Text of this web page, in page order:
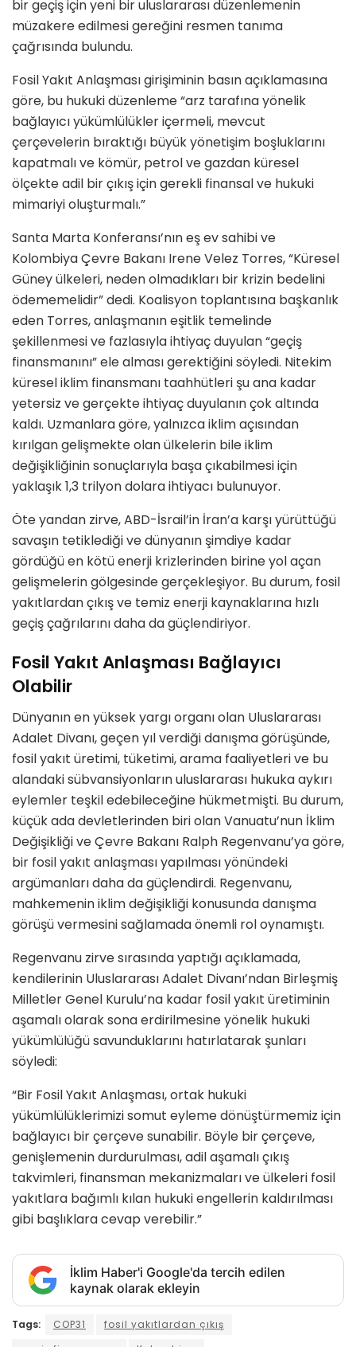
bir geçiş için yeni bir uluslararası düzenlemenin
müzakere edilmesi gereğini resmen tanıma
çağrısında bulundu.
Fosil Yakıt Anlaşması girişiminin basın açıklamasına
göre, bu hukuki düzenleme “arz tarafına yönelik
bağlayıcı yükümlülükler içermeli, mevcut
çerçevelerin bıraktığı büyük yönetişim boşluklarını
kapatmalı ve kömür, petrol ve gazdan küresel
ölçekte adil bir çıkış için gerekli finansal ve hukuki
mimariyi oluşturmalı.”
Santa Marta Konferansı’nın eş ev sahibi ve
Kolombiya Çevre Bakanı Irene Velez Torres, “Küresel
Güney ülkeleri, neden olmadıkları bir krizin bedelini
ödememelidir” dedi. Koalisyon toplantısına başkanlık
eden Torres, anlaşmanın eşitlik temelinde
şekillenmesi ve fazlasıyla ihtiyaç duyulan “geçiş
finansmanını” ele alması gerektiğini söyledi. Nitekim
küresel iklim finansmanı taahhütleri şu ana kadar
yetersiz ve gerçekte ihtiyaç duyulanın çok altında
kaldı. Uzmanlara göre, yalnızca iklim açısından
kırılgan gelişmekte olan ülkelerin bile iklim
değişikliğinin sonuçlarıyla başa çıkabilmesi için
yaklaşık 1,3 trilyon dolara ihtiyacı bulunuyor.
Öte yandan zirve, ABD-İsrail’in İran’a karşı yürüttüğü
savaşın tetiklediği ve dünyanın şimdiye kadar
gördüğü en kötü enerji krizlerinden birine yol açan
gelişmelerin gölgesinde gerçekleşiyor. Bu durum, fosil
yakıtlardan çıkış ve temiz enerji kaynaklarına hızlı
geçiş çağrılarını daha da güçlendiriyor.
Fosil Yakıt Anlaşması Bağlayıcı
Olabilir
Dünyanın en yüksek yargı organı olan Uluslararası
Adalet Divanı, geçen yıl verdiği danışma görüşünde,
fosil yakıt üretimi, tüketimi, arama faaliyetleri ve bu
alandaki sübvansiyonların uluslararası hukuka aykırı
eylemler teşkil edebileceğine hükmetmişti. Bu durum,
küçük ada devletlerinden biri olan Vanuatu’nun İklim
Değişikliği ve Çevre Bakanı Ralph Regenvanu’ya göre,
bir fosil yakıt anlaşması yapılması yönündeki
argümanları daha da güçlendirdi. Regenvanu,
mahkemenin iklim değişikliği konusunda danışma
görüşü vermesini sağlamada önemli rol oynamıştı.
Regenvanu zirve sırasında yaptığı açıklamada,
kendilerinin Uluslararası Adalet Divanı’ndan Birleşmiş
Milletler Genel Kurulu’na kadar fosil yakıt üretiminin
aşamalı olarak sona erdirilmesine yönelik hukuki
yükümlülüğü savunduklarını hatırlatarak şunları
söyledi:
“Bir Fosil Yakıt Anlaşması, ortak hukuki
yükümlülüklerimizi somut eyleme dönüştürmemiz için
bağlayıcı bir çerçeve sunabilir. Böyle bir çerçeve,
genişlemenin durdurulması, adil aşamalı çıkış
takvimleri, finansman mekanizmaları ve ülkeleri fosil
yakıtlara bağımlı kılan hukuki engellerin kaldırılması
gibi başlıklara cevap verebilir.”
İklim Haber'i Google'da tercih edilen
kaynak olarak ekleyin
Tags: COP31
fosil yakıtlardan çıkış